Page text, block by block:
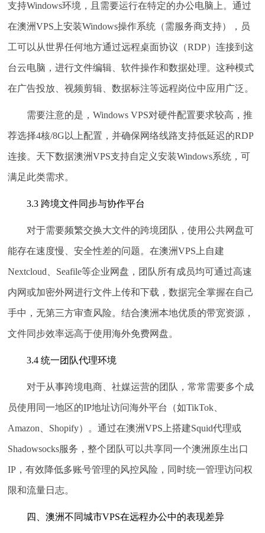
支持Windows环境，且需要运行在特定的办公电脑上。通过
在澳洲VPS上安装Windows操作系统（需服务商支持），员
工可以从世界任何地方通过远程桌面协议（RDP）连接到这
台云电脑，进行文件编辑、软件操作和数据处理。这种模式
在广告投放、视频剪辑、数据标注等远程岗位中应用广泛。
需要注意的是，Windows VPS对硬件配置要求较高，推
荐选择4核/8G以上配置，并确保网络线路支持低延迟的RDP
连接。天下数据澳洲VPS支持自定义安装Windows系统，可
满足此类需求。
3.3 跨境文件同步与协作平台
对于需要频繁交换大文件的跨境团队，使用公共网盘可
能存在速度慢、安全性差的问题。在澳洲VPS上自建
Nextcloud、Seafile等企业网盘，团队所有成员均可通过高速
内网或加密外网进行文件上传和下载，数据完全掌握在自己
手中，无第三方审查风险。结合澳洲本地优质的带宽资源，
文件同步效率远高于使用海外免费网盘。
3.4 统一团队代理环境
对于从事跨境电商、社媒运营的团队，常常需要多个成
员使用同一地区的IP地址访问海外平台（如TikTok、
Amazon、Shopify）。通过在澳洲VPS上搭建Squid代理或
Shadowsocks服务，整个团队可以共享同一个澳洲原生出口
IP，有效降低多账号管理的风控风险，同时统一管理访问权
限和流量日志。
四、澳洲不同城市VPS在远程办公中的表现差异